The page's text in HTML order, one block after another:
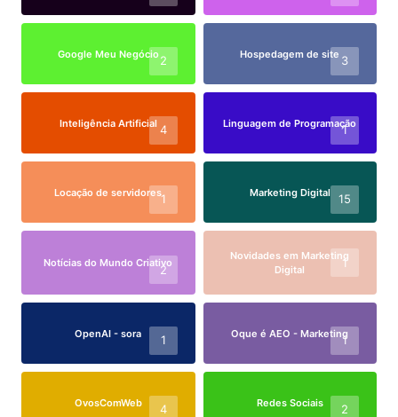
Google Meu Negócio 2 Hospedagem de site 3
Inteligência Artificial 4 Linguagem de Programação
1
Locação de servidores1 Marketing Digital 15
Notícias do Mundo Criativo
2
Novidades em Marketing
Digital
1
OpenAI - sora 1 Oque é AEO - Marketing
1
OvosComWeb 4 Redes Sociais 2